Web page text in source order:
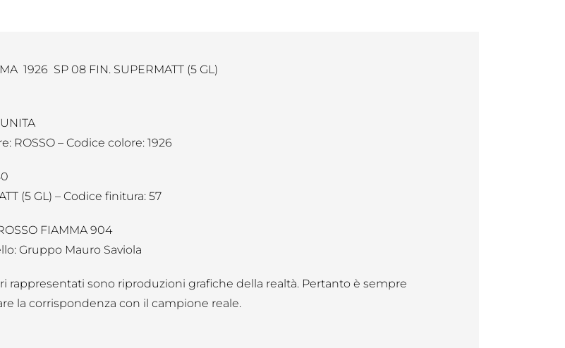
1926 SP 08 FIN. SUPERMATT (5 GL)
ROSSO – Codice colore: 1926
(5 GL) – Codice finitura: 57
FIAMMA 904
Gruppo Mauro Saviola
rappresentati sono riproduzioni grafiche della realtà. Pertanto è sempre
la corrispondenza con il campione reale.